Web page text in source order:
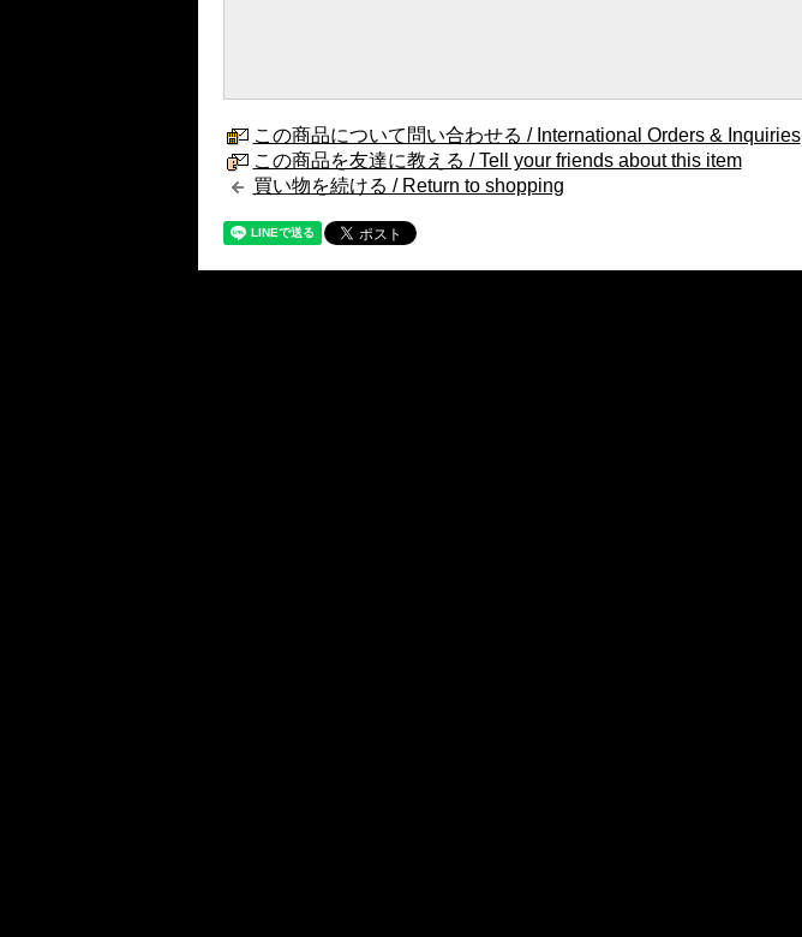
この商品について問い合わせる / International Orders & Inquiries
この商品を友達に教える / Tell your friends about this item
買い物を続ける / Return to shopping